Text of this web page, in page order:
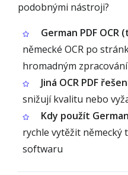
podobnými nástroji?
German PDF
německé OCR po
hromadným
Jiná OCR PDF
snižují kvalitu nebo
Kdy použít German
rychle vytěžit německý
softwaru